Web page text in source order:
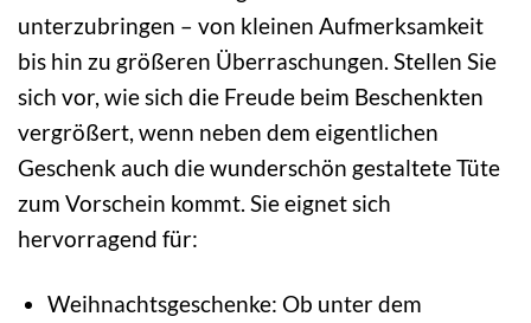
unterzubringen – von kleinen Aufmerksamkeit
bis hin zu größeren Überraschungen. Stellen Sie
sich vor, wie sich die Freude beim Beschenkten
vergrößert, wenn neben dem eigentlichen
Geschenk auch die wunderschön gestaltete Tüte
zum Vorschein kommt. Sie eignet sich
hervorragend für:
Weihnachtsgeschenke: Ob unter dem